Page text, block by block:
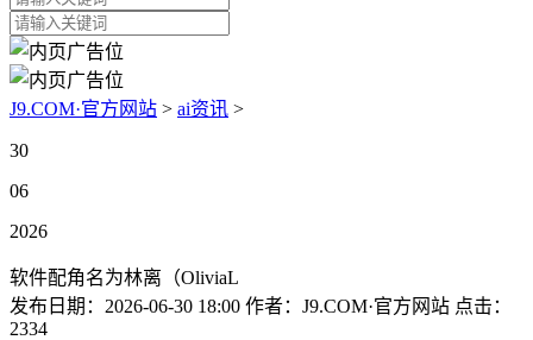
J9.COM·官方网站 > ai资讯 >
30
06
2026
软件配角名为林离（OliviaL
发布日期： 2026-06-30 18:00 作者： J9.COM·官方网站 点击：
2334